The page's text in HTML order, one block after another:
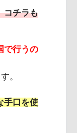
コチラも
で行うの
。
手口を使